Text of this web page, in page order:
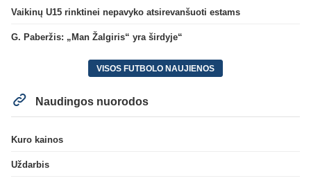
Vaikinų U15 rinktinei nepavyko atsirevanšuoti estams
G. Paberžis: „Man Žalgiris“ yra širdyje“
VISOS FUTBOLO NAUJIENOS
Naudingos nuorodos
Kuro kainos
Uždarbis